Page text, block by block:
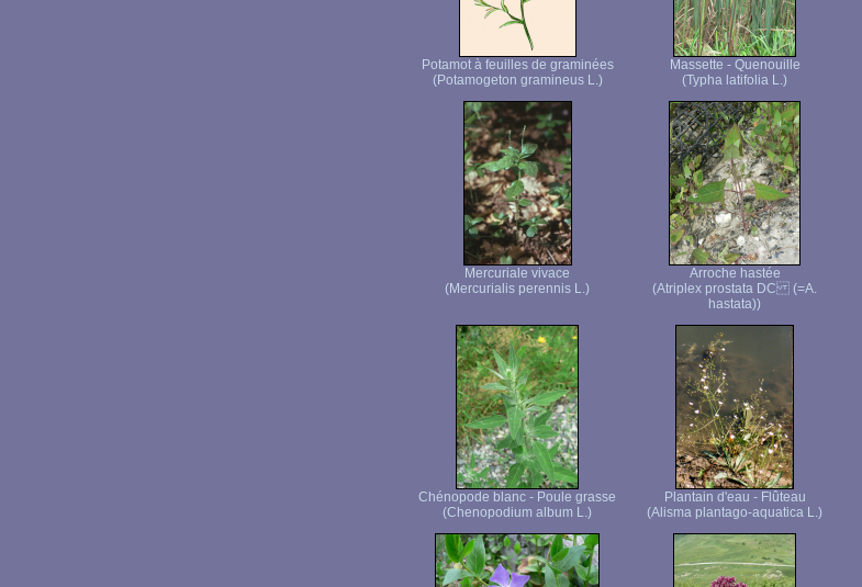
Potamot à feuilles de graminées
(Potamogeton gramineus L.)
Massette - Quenouille
(Typha latifolia L.)
Mercuriale vivace
(Mercurialis perennis L.)
Arroche hastée
(Atriplex prostata DC (=A.
hastata))
Chénopode blanc - Poule grasse
(Chenopodium album L.)
Plantain d'eau - Flûteau
(Alisma plantago-aquatica L.)